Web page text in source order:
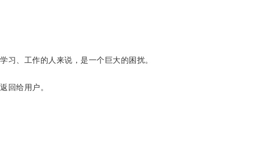
、工作的人来说，是一个巨大的困扰。
回给用户。